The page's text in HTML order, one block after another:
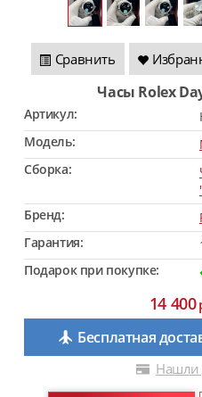
Сравнить
Часы Rolex
Артикул:
Модель:
Сборка:
Бренд:
Гарантия:
Подарок при покупке:
14 400
Бесплатная
Нашли